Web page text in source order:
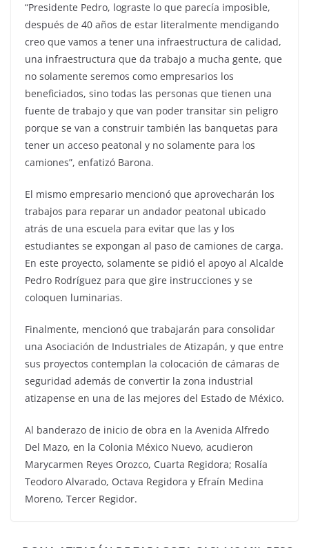
“Presidente Pedro, lograste lo que parecía imposible,
después de 40 años de estar literalmente mendigando
creo que vamos a tener una infraestructura de calidad,
una infraestructura que da trabajo a mucha gente, que
no solamente seremos como empresarios los
beneficiados, sino todas las personas que tienen una
fuente de trabajo y que van poder transitar sin peligro
porque se van a construir también las banquetas para
tener un acceso peatonal y no solamente para los
camiones”, enfatizó Barona.
El mismo empresario mencionó que aprovecharán los
trabajos para reparar un andador peatonal ubicado
atrás de una escuela para evitar que las y los
estudiantes se expongan al paso de camiones de carga.
En este proyecto, solamente se pidió el apoyo al Alcalde
Pedro Rodríguez para que gire instrucciones y se
coloquen luminarias.
Finalmente, mencionó que trabajarán para consolidar
una Asociación de Industriales de Atizapán, y que entre
sus proyectos contemplan la colocación de cámaras de
seguridad además de convertir la zona industrial
atizapense en una de las mejores del Estado de México.
Al banderazo de inicio de obra en la Avenida Alfredo
Del Mazo, en la Colonia México Nuevo, acudieron
Marycarmen Reyes Orozco, Cuarta Regidora; Rosalía
Teodoro Alvarado, Octava Regidora y Efraín Medina
Moreno, Tercer Regidor.